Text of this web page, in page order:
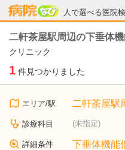
人で選べる医院
病院なび
二軒茶屋駅周辺の下垂体
クリニック
1 件見つかりました
エリア/駅 二軒茶屋駅
診療科目 (未指定)
詳細条件 下垂体機能